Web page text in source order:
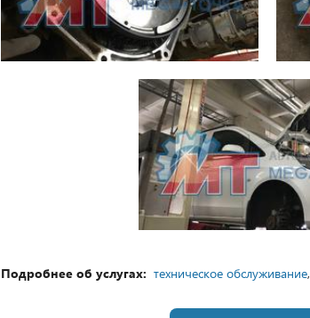
Подробнее об услугах: техническое обслуживание,